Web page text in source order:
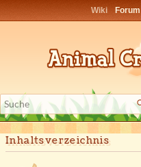
Wiki Forum
Inhaltsverzeichnis